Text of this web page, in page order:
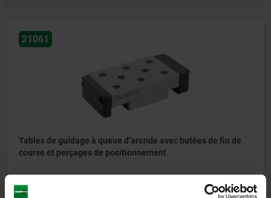
21061
Tables de guidage à queue d’aronde avec butées de fin de
course et perçages de positionnement
à partir de